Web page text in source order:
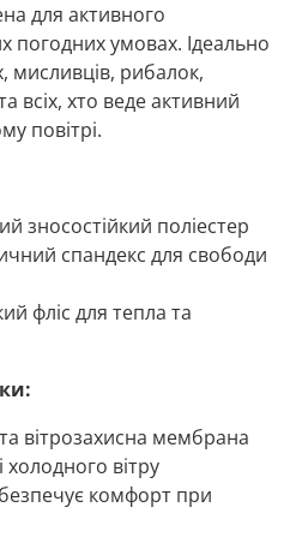
для активного
погодних умовах. Ідеально
мисливців, рибалок,
всіх, хто веде активний
повітрі.
зносостійкий поліестер
спандекс для свободи
фліс для тепла та
вітрозахисна мембрана
холодного вітру
комфорт при